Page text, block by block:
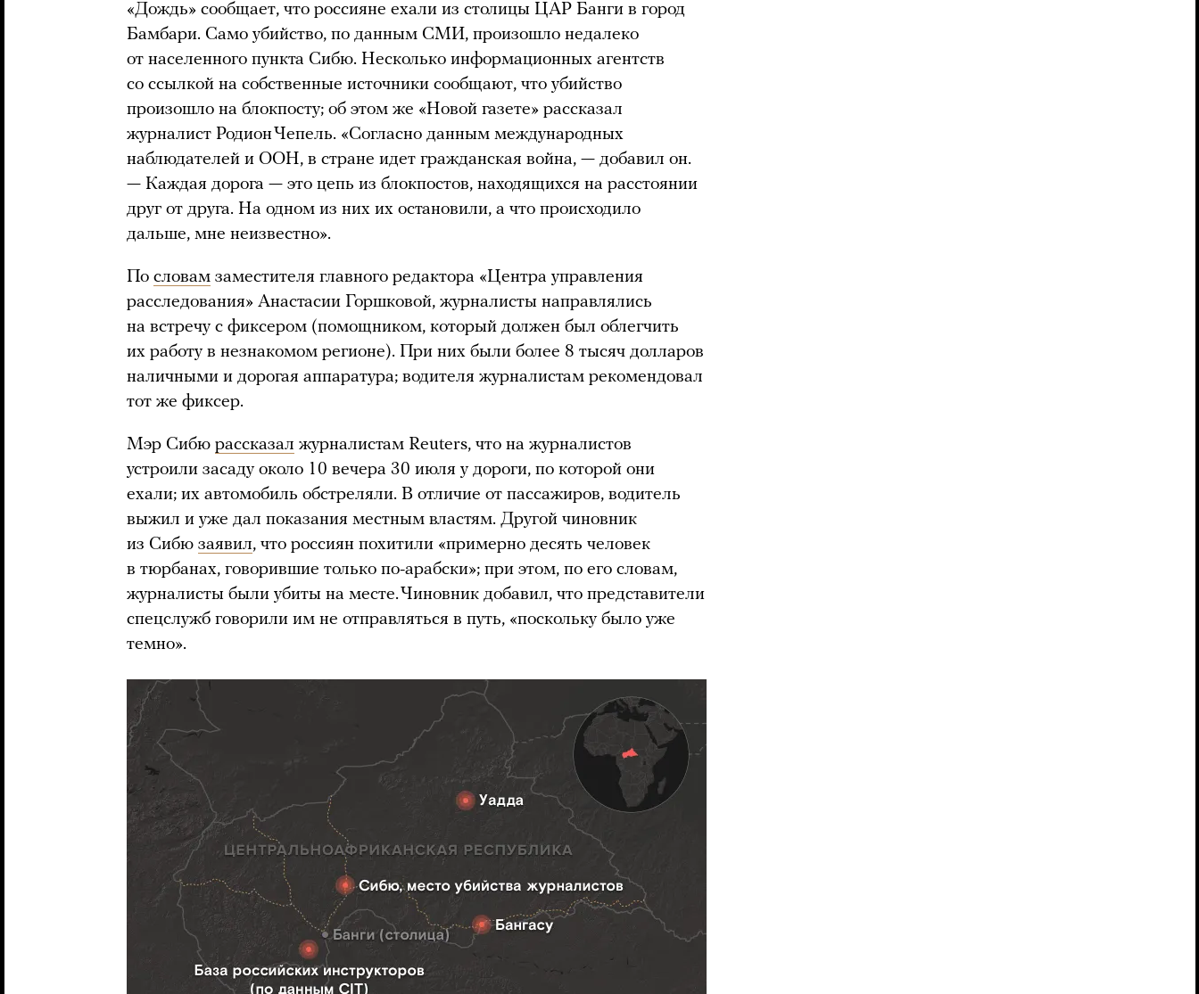
«Дождь» сообщает, что россияне ехали из столицы ЦАР Банги в город
Бамбари. Само убийство, по данным СМИ, произошло недалеко
от населенного пункта Сибю. Несколько информационных агентств
со ссылкой на собственные источники сообщают, что убийство
произошло на блокпосту; об этом же «Новой газете» рассказал
журналист Родион Чепель. «Согласно данным международных
наблюдателей и ООН, в стране идет гражданская война, — добавил он.
— Каждая дорога — это цепь из блокпостов, находящихся на расстоянии
друг от друга. На одном из них их остановили, а что происходило
дальше, мне неизвестно».
По словам заместителя главного редактора «Центра управления
расследования» Анастасии Горшковой, журналисты направлялись
на встречу с фиксером (помощником, который должен был облегчить
их работу в незнакомом регионе). При них были более 8 тысяч долларов
наличными и дорогая аппаратура; водителя журналистам рекомендовал
тот же фиксер.
Мэр Сибю рассказал журналистам Reuters, что на журналистов
устроили засаду около 10 вечера 30 июля у дороги, по которой они
ехали; их автомобиль обстреляли. В отличие от пассажиров, водитель
выжил и уже дал показания местным властям. Другой чиновник
из Сибю заявил, что россиян похитили «примерно десять человек
в тюрбанах, говорившие только по-арабски»; при этом, по его словам,
журналисты были убиты на месте. Чиновник добавил, что представители
спецслужб говорили им не отправляться в путь, «поскольку было уже
темно».